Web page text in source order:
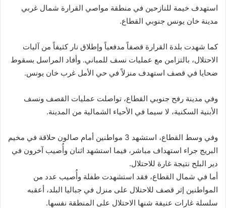
استهدف خيمة للنازحين في منطقة مواصي القرارة شمال غربي
مدينة خان يونس جنوبي القطاع.
كما شهدت بلدة القرارة قصفاً مدفعياً وإطلاق نار كثيفاً من آليات
الاحتلال، بالتزامن مع عمليات نسف للمباني. وأفاد المراسل بسقوط
ضحايا في قصف استهدف منزلاً في حي الأمل غرب خان يونس.
وفي مدينة رفح جنوبي القطاع، تواصلت عمليات القصف ونسف
الأبنية السكنية، لا سيما في الأحياء الشمالية من المدينة.
وفي وسط القطاع، استشهد 3 مواطنين أمام صالون حلاقة في مخيم
البريج جراء استهداف مباشر، فيما استشهد اثنان وأُصيب آخرون في
دير البلح نتيجة غارة للاحتلال.
أما في شمال القطاع، فقد استشهدت طفلة وأُصيب عدد من
المواطنين إثر قصف للاحتلال على منزل في جباليا البلد، أعقبه
سلسلة غارات عنيفة شنها الاحتلال على المنطقة نفسها.